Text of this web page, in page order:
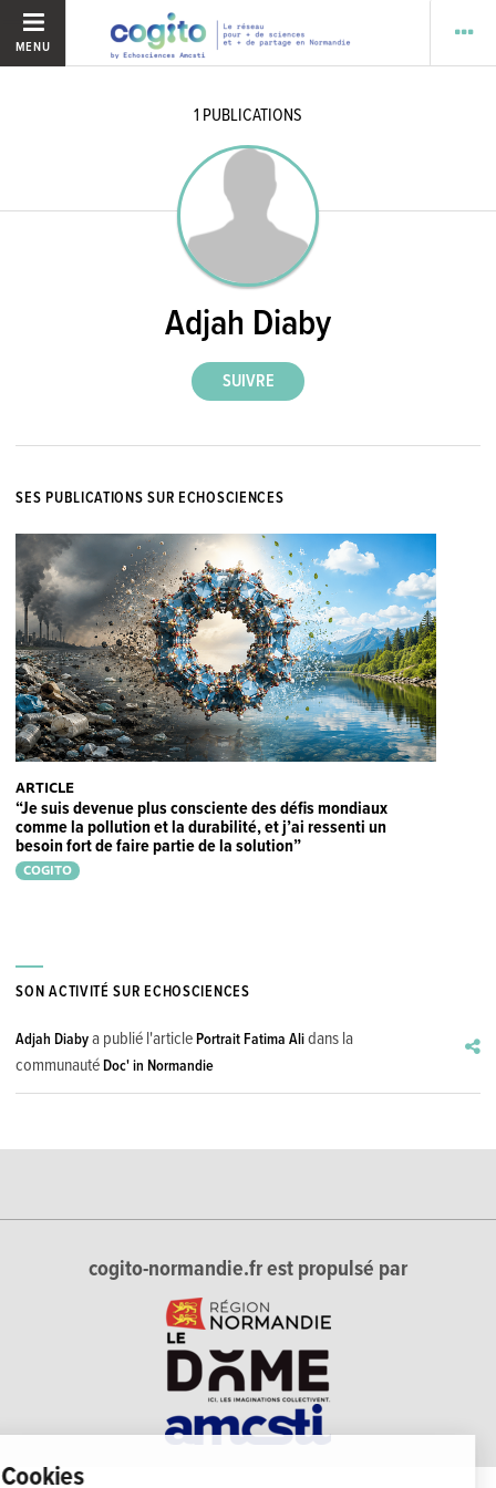
Cookies
MENU
1 PUBLICATIONS
Adjah Diaby
SES PUBLICATIONS SUR ECHOSCIENCES
ARTICLE
“Je suis devenue plus consciente des défis mondiaux
comme la pollution et la durabilité, et j’ai ressenti un
besoin fort de faire partie de la solution”
COGITO
SON ACTIVITÉ SUR ECHOSCIENCES
Adjah Diabya publié l'articlePortrait Fatima Alidans la
communautéDoc' in Normandie
cogito-normandie.fr est propulsé par